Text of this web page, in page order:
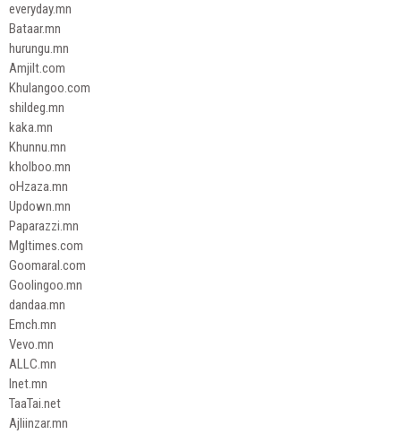
everyday.mn
Bataar.mn
hurungu.mn
Amjilt.com
Khulangoo.com
shildeg.mn
kaka.mn
Khunnu.mn
kholboo.mn
oHzaza.mn
Updown.mn
Paparazzi.mn
Mgltimes.com
Goomaral.com
Goolingoo.mn
dandaa.mn
Emch.mn
Vevo.mn
ALLC.mn
Inet.mn
TaaTai.net
Ajliinzar.mn